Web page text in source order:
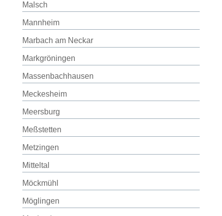
Malsch
Mannheim
Marbach am Neckar
Markgröningen
Massenbachhausen
Meckesheim
Meersburg
Meßstetten
Metzingen
Mitteltal
Möckmühl
Möglingen